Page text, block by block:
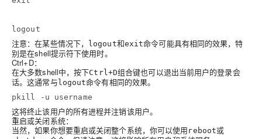
logout
注意：在某些情况下， logout和exit命令可能具有相同的效果，特
别是在shell提示符下使用时。
Ctrl+D：
在大多数shell中，按下Ctrl+D组合键也可以退出当前用户的登录会
话。这通常与 logout命令有相同的效果。
pkill -u username
这将终止该用户的所有进程并注销该用户。
重启或关闭系统：
当然，如果你想要重启或关闭整个系统，你可以使用 reboot或